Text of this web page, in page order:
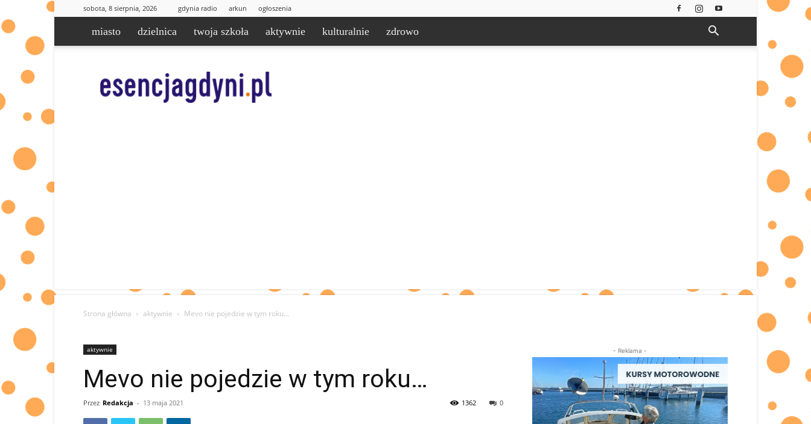
sobota, 8 sierpnia, 2026 gdynia radio arkun ogłoszenia
miasto dzielnica twoja szkoła aktywnie kulturalnie zdrowo
|
informacje
Strona główna aktywnie Mevo nie pojedzie w tym roku…
aktywnie
Mevo nie pojedzie w tym roku…
Przez Redakcja - 13 maja 2021 0
1362
- Reklama -